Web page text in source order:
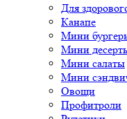
Для
Канапе
Мини
Мини
Мини салаты
Мини
Овощи
Профитроли